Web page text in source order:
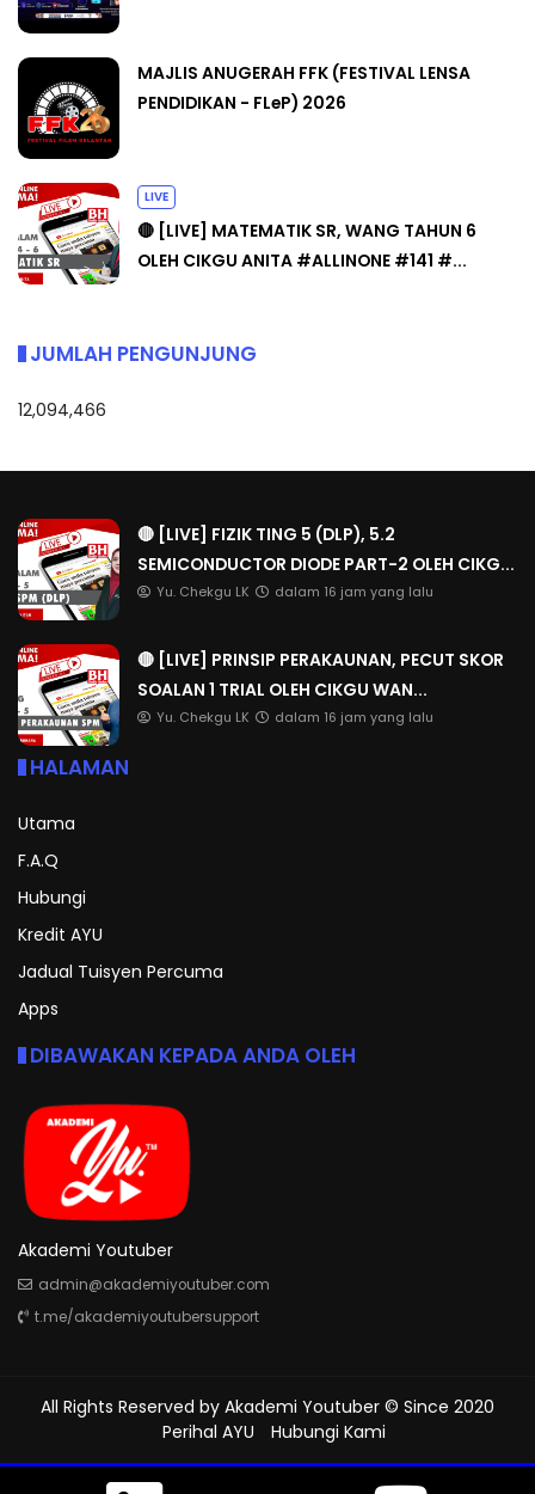
MAJLIS ANUGERAH FFK (FESTIVAL LENSA
PENDIDIKAN - FLeP) 2026
LIVE
🔴 [LIVE] MATEMATIK SR, WANG TAHUN 6
OLEH CIKGU ANITA #ALLINONE #141 #...
JUMLAH PENGUNJUNG
12,094,466
🔴 [LIVE] FIZIK TING 5 (DLP), 5.2
SEMICONDUCTOR DIODE PART-2 OLEH CIKG...
Yu. Chekgu LK dalam 16 jam yang lalu
🔴 [LIVE] PRINSIP PERAKAUNAN, PECUT SKOR
SOALAN 1 TRIAL OLEH CIKGU WAN...
Yu. Chekgu LK dalam 16 jam yang lalu
HALAMAN
Utama
F.A.Q
Hubungi
Kredit AYU
Jadual Tuisyen Percuma
Apps
DIBAWAKAN KEPADA ANDA OLEH
Akademi Youtuber
admin@akademiyoutuber.com
t.me/akademiyoutubersupport
All Rights Reserved by Akademi Youtuber © Since 2020
Perihal AYU
Hubungi Kami